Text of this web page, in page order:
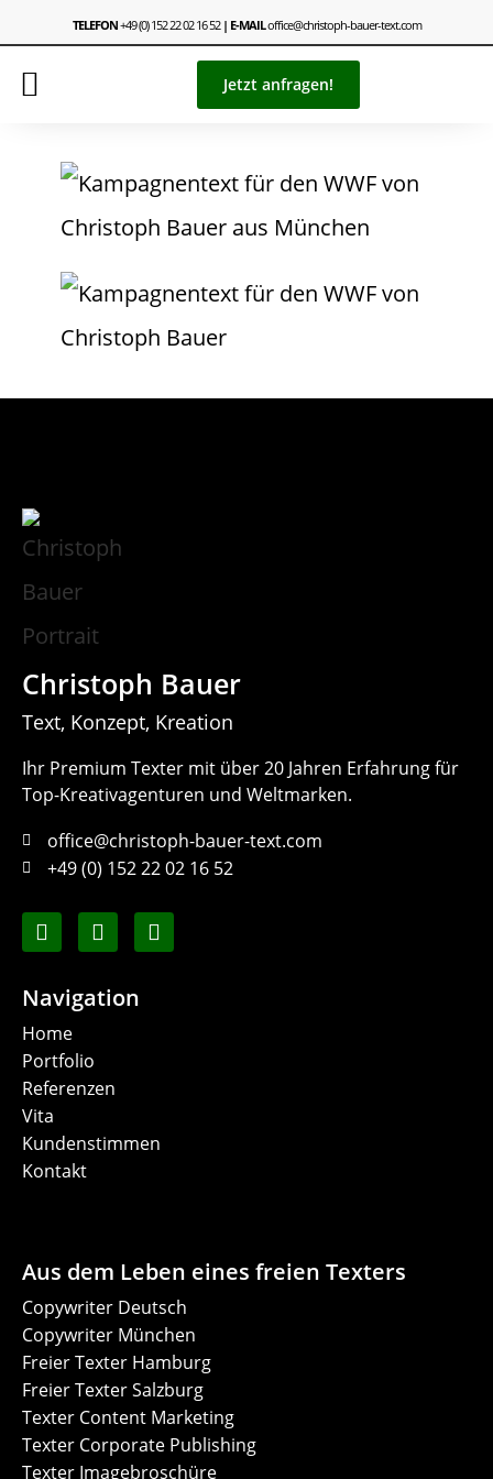
TELEFON+49 (0) 152 22 02 16 52| E-MAILoffice@christoph-bauer-text.com
Jetzt anfragen!
Christoph Bauer
Text, Konzept, Kreation
Ihr Premium Texter mit über 20 Jahren Erfahrung für
Top-Kreativagenturen und Weltmarken.
office@christoph-bauer-text.com
+49 (0) 152 22 02 16 52
Navigation
Home
Portfolio
Referenzen
Vita
Kundenstimmen
Kontakt
Aus dem Leben eines freien Texters
Copywriter Deutsch
Copywriter München
Freier Texter Hamburg
Freier Texter Salzburg
Texter Content Marketing
Texter Corporate Publishing
Texter Imagebroschüre